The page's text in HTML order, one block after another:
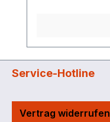
sicheren Halt
Komponenten
auf der
der
gewährleistet
Notfall
Service-Hotline
Vertrag widerrufen